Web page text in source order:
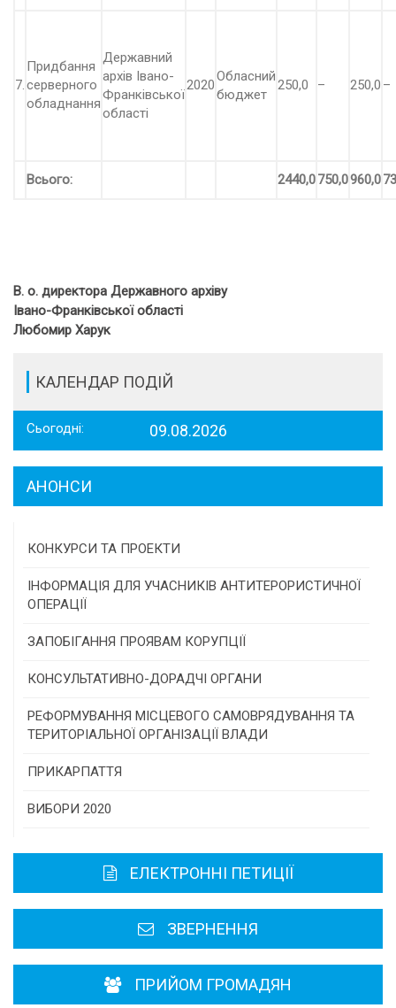
7.
Придбання
серверного
обладнання
Державний
архів Івано-
Франківської
області
2020
Обласний
бюджет
250,0 – 250,0 –
Всього: 2440,0750,0960,0
В. о. директора Державного архіву
Івано-Франківської області
Любомир Харук
КАЛЕНДАР ПОДІЙ
Сьогодні: 09.08.2026
АНОНСИ
КОНКУРСИ ТА ПРОЕКТИ
Конкурс проектів та програм місцевого
самоврядування
Конкурс інститутів громадянського суспільства
Програми/конкурси МТД
ІНФОРМАЦІЯ ДЛЯ УЧАСНИКІВ АНТИТЕРОРИСТИЧНОЇ
ОПЕРАЦІЇ
ЗАПОБІГАННЯ ПРОЯВАМ КОРУПЦІЇ
КОНСУЛЬТАТИВНО-ДОРАДЧІ ОРГАНИ
Консультативна рада
РЕФОРМУВАННЯ МІСЦЕВОГО САМОВРЯДУВАННЯ ТА
ТЕРИТОРІАЛЬНОЇ ОРГАНІЗАЦІЇ ВЛАДИ
ПРИКАРПАТТЯ
Історична довідка
Районні, міські ради
ВИБОРИ 2020
ЕЛЕКТРОННІ ПЕТИЦІЇ
ЗВЕРНЕННЯ
ПРИЙОМ ГРОМАДЯН